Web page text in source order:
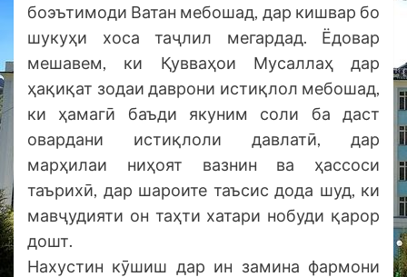
боэътимоди Ватан мебошад, дар кишвар бо
шукуҳи хоса таҷлил мегардад. Ёдовар
мешавем, ки Қувваҳои Мусаллаҳ дар
ҳақиқат зодаи даврони истиқлол мебошад,
ки ҳамагӣ баъди якуним соли ба даст
овардани истиқлоли давлатӣ, дар
марҳилаи ниҳоят вазнин ва ҳассоси
таърихӣ, дар шароите таъсис дода шуд, ки
мавҷудияти он таҳти хатари нобуди қарор
дошт.
Нахустин кӯшиш дар ин замина фармони